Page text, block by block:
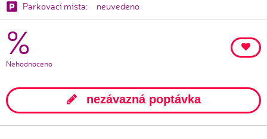
Parkovací místa: neuvedeno
%
Nehodnoceno
nezávazná poptávka